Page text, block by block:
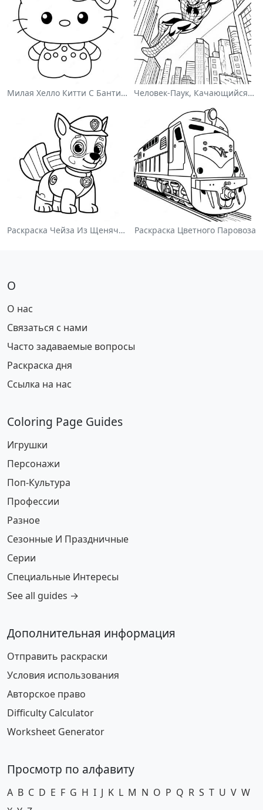
Милая Хелло Китти С Бантиком - Раскраска Человек-Паук, Качающийся По Городу - Раскраска
Раскраска Чейза Из Щенячьего Патруля Раскраска Цветного Паровоза
О
О нас
Связаться с нами
Часто задаваемые вопросы
Раскраска дня
Ссылка на нас
Coloring Page Guides
Игрушки
Персонажи
Поп-Культура
Профессии
Разное
Сезонные И Праздничные
Серии
Специальные Интересы
See all guides →
Дополнительная информация
Отправить раскраски
Условия использования
Авторское право
Difficulty Calculator
Worksheet Generator
Просмотр по алфавиту
A B C D E F G H I J K L M N O P Q R S T U V W